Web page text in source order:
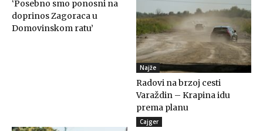
‘Posebno smo ponosni na
doprinos Zagoraca u
Domovinskom ratu’
Najže
Radovi na brzoj cesti
Varaždin – Krapina idu
prema planu
Cajger